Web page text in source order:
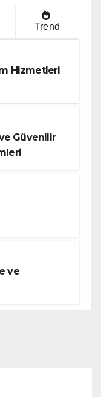
Trend
Hizmetleri
Güvenilir
ve